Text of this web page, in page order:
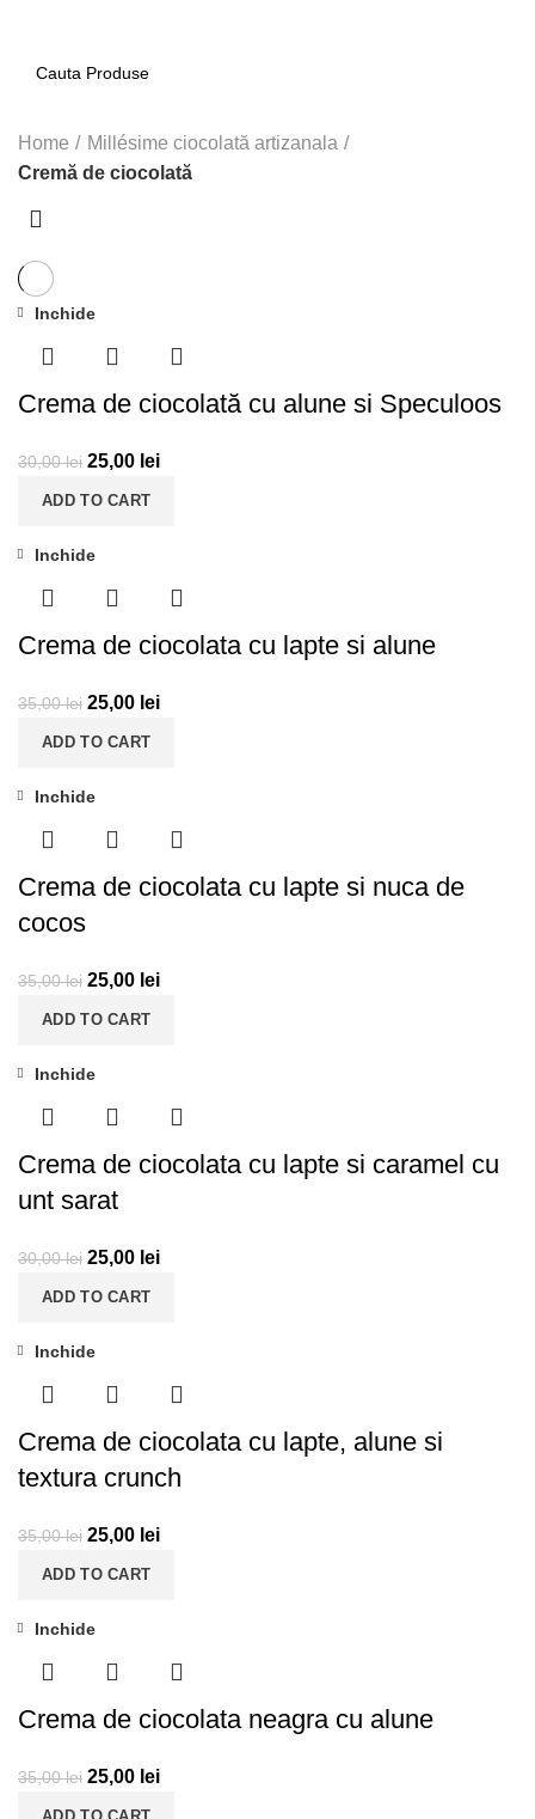
Home
Millésime ciocolată artizanala
Cremă de ciocolată
Inchide
Crema de ciocolată cu alune si Speculoos
30,00lei 25,00 lei
ADD TO CART
Inchide
Crema de ciocolata cu lapte si alune
35,00lei 25,00 lei
ADD TO CART
Inchide
Crema de ciocolata cu lapte si nuca de
cocos
35,00lei 25,00 lei
ADD TO CART
Inchide
Crema de ciocolata cu lapte si caramel cu
unt sarat
30,00lei 25,00 lei
ADD TO CART
Inchide
Crema de ciocolata cu lapte, alune si
textura crunch
35,00lei 25,00 lei
ADD TO CART
Inchide
Crema de ciocolata neagra cu alune
35,00lei 25,00 lei